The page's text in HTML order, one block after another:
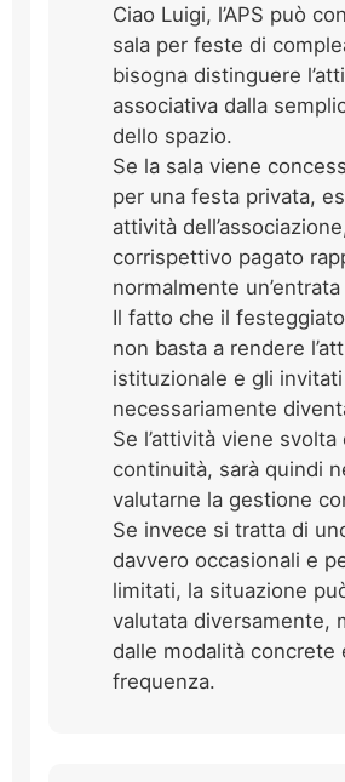
Ciao Luigi, l’APS può
sala per feste di
bisogna distinguere
associativa dalla
dello spazio.
Se la sala viene
per una festa privata,
attività
corrispettivo pagato
normalmente
Il fatto che il
non basta a rendere
istituzionale e gli
necessariamente
Se l’attività viene
continuità, sarà quindi
valutarne la gestione
Se invece si tratta di
davvero occasionali e
limitati, la situazione
valutata diversamente,
dalle modalità concrete
frequenza.